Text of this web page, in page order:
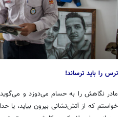
ترس را باید ترساند!
مادر نگاهش را به حسام می‌دوزد و
خواستم که از آتش‌نشانی بیرون بیاید، یا